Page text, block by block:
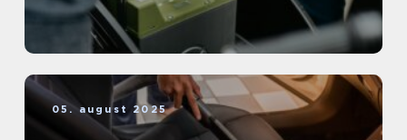
05. august 2025